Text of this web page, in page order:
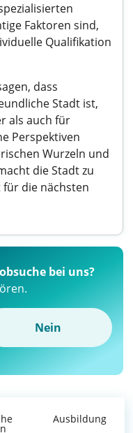
Faktoren sind,
Qualifikation
dass
Stadt ist,
als auch für
Perspektiven
Wurzeln und
die Stadt zu
die nächsten
bei uns?
Nein
Ausbildung